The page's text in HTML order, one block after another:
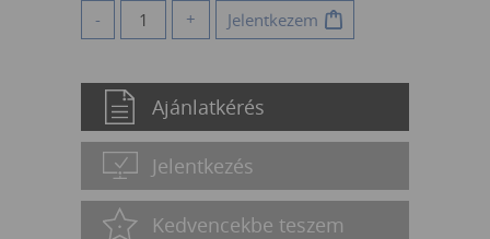
- + Jelentkezem
Ajánlatkérés
Jelentkezés
Kedvencekbe teszem